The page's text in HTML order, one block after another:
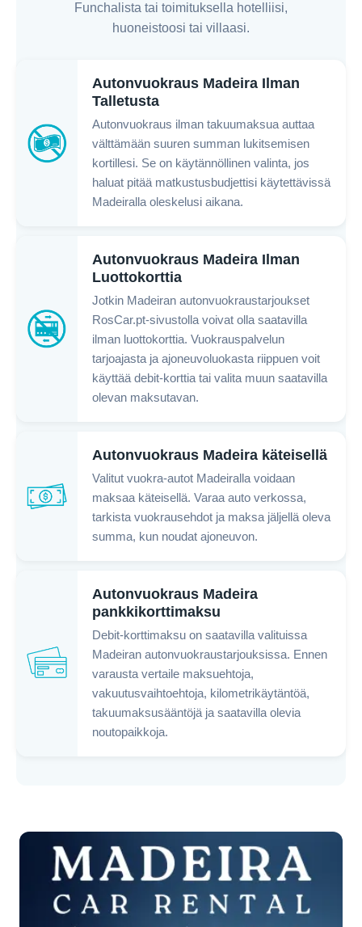
Funchalista tai toimituksella hotelliisi,
huoneistoosi tai villaasi.
Autonvuokraus Madeira Ilman
Talletusta
Autonvuokraus ilman takuumaksua auttaa
välttämään suuren summan lukitsemisen
kortillesi. Se on käytännöllinen valinta, jos
haluat pitää matkustusbudjettisi käytettävissä
Madeiralla oleskelusi aikana.
Autonvuokraus Madeira Ilman
Luottokorttia
Jotkin Madeiran autonvuokraustarjoukset
RosCar.pt-sivustolla voivat olla saatavilla
ilman luottokorttia. Vuokrauspalvelun
tarjoajasta ja ajoneuvoluokasta riippuen voit
käyttää debit-korttia tai valita muun saatavilla
olevan maksutavan.
Autonvuokraus Madeira käteisellä
Valitut vuokra-autot Madeiralla voidaan
maksaa käteisellä. Varaa auto verkossa,
tarkista vuokrausehdot ja maksa jäljellä oleva
summa, kun noudat ajoneuvon.
Autonvuokraus Madeira
pankkikorttimaksu
Debit-korttimaksu on saatavilla valituissa
Madeiran autonvuokraustarjouksissa. Ennen
varausta vertaile maksuehtoja,
vakuutusvaihtoehtoja, kilometrikäytäntöä,
takuumaksusääntöjä ja saatavilla olevia
noutopaikkoja.